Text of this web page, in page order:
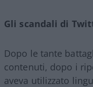
Gli scandali di
Dopo le tante
contenuti, dopo i
aveva utilizzato